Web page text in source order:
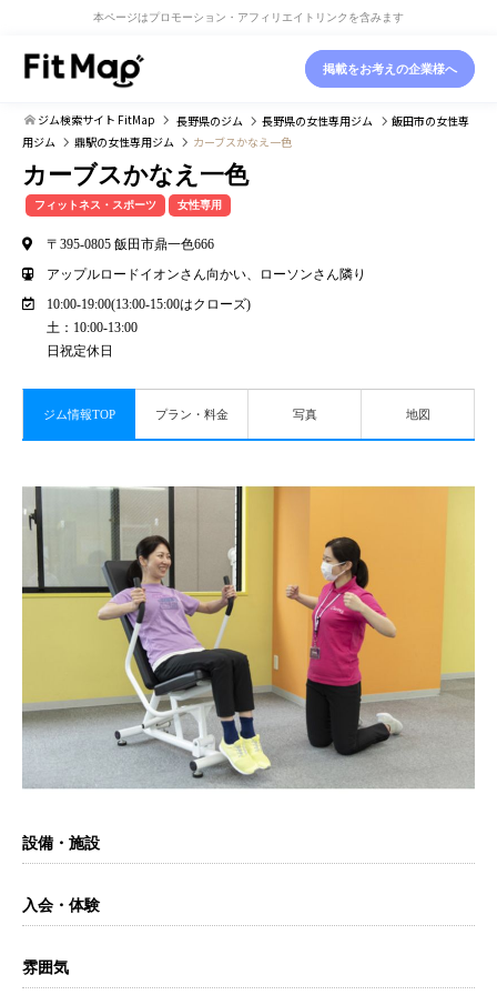
本ページはプロモーション・アフィリエイトリンクを含みます
掲載をお考えの企業様へ
ジム検索サイト FitMap 長野県のジム 長野県の女性専用ジム 飯田市の女性専
用ジム
鼎駅の女性専用ジム カーブスかなえ一色
カーブスかなえ一色
フィットネス・スポーツ 女性専用
〒395-0805 飯田市鼎一色666
アップルロードイオンさん向かい、ローソンさん隣り
10:00-19:00(13:00-15:00はクローズ)
土：10:00-13:00
日祝定休日
ジム情報TOP プラン・料金 写真 地図
設備・施設
入会・体験
雰囲気